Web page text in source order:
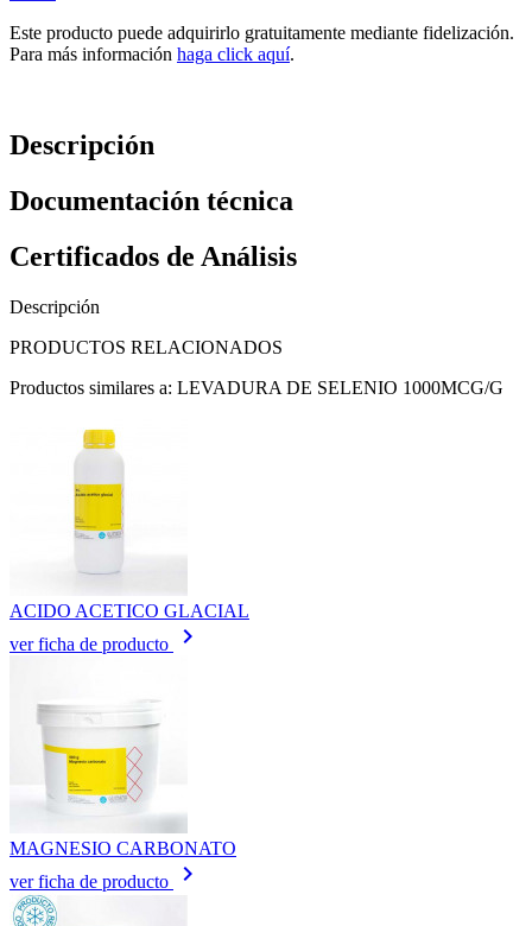
Este producto puede adquirirlo gratuitamente mediante fidelización.
Para más información haga click aquí.
Descripción
Documentación técnica
Certificados de Análisis
Descripción
PRODUCTOS RELACIONADOS
Productos similares a: LEVADURA DE SELENIO 1000MCG/G
ACIDO ACETICO GLACIAL
ver ficha de producto
keyboard_arrow_right
MAGNESIO CARBONATO
ver ficha de producto
keyboard_arrow_right